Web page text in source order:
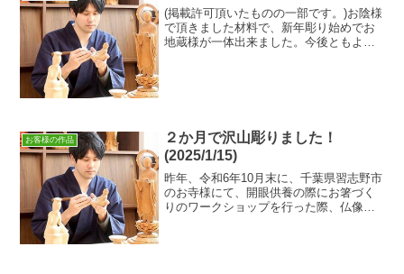
(掲載許可頂いたものの一部です。)お陰様
で頂きました材料で、新年彫り始めでお
地蔵様が一体出来ました。今後ともよろ
お客様の作品
２か月で沢山彫りました！
(2025/1/15)
昨年、令和6年10月末に、千葉県習志野市
のお寺様にて、開眼供養の際にお箸づく
りのワークショップを行った際、仏像彫